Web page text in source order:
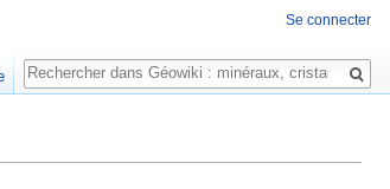
Se connecter
Rechercher